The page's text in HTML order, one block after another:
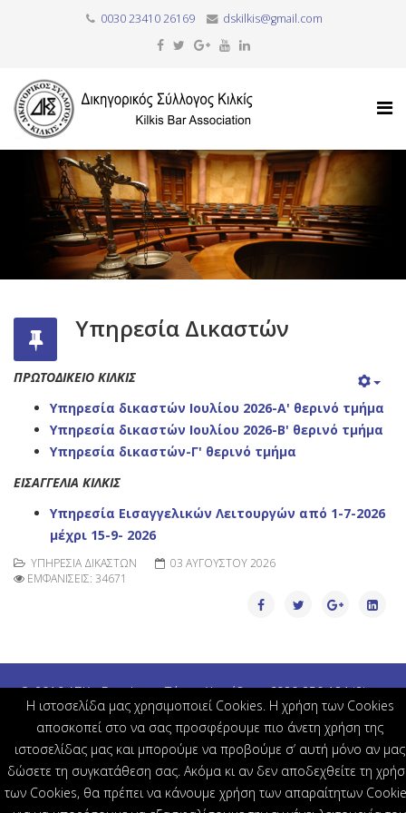
0030 23410 26169 dskilkis@gmail.com
Υπηρεσία Δικαστών
ΠΡΩΤΟΔΙΚΕΙΟ ΚΙΛΚΙΣ
Υπηρεσία δικαστών Ιουλίου 2026-Α' θερινό τμήμα
Υπηρεσία δικαστών Ιουλίου 2026-Β' θερινό τμήμα
Υπηρεσία δικαστών-Γ' θερινό τμήμα
ΕΙΣΑΓΓΕΛΙΑ ΚΙΛΚΙΣ
Υπηρεσία Εισαγγελικών Λειτουργών από 1-7-2026
μέχρι 15-9- 2026
ΥΠΗΡΕΣΊΑ ΔΙΚΑΣΤΏΝ
03 ΑΥΓΟΎΣΤΟΥ 2026
ΕΜΦΑΝΊΣΕΙΣ: 34671
© 2016 ΔΣΚ - Developer Τάσος Χινιτίδης - 6980 250 184 i2i.gr -
RSFirewall Advanced security
H ιστοσελίδα μας χρησιμοποιεί Cookies. Η χρήση των Cookies
αποσκοπεί στο να σας προσφέρουμε πιο άνετη χρήση της
ιστοσελίδας μας και μπορούμε να προβούμε σ’ αυτή μόνο αν μας
δώσετε τη συγκατάθεση σας. Ακόμα κι αν δεν αποδεχθείτε τη
των Cookies, θα πρέπει να κάνουμε χρήση των απαραίτητων